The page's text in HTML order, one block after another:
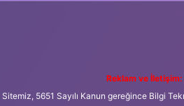
Reklam ve İletişim:
Sitemiz, 5651 Sayılı Kanun gereğince Bilgi